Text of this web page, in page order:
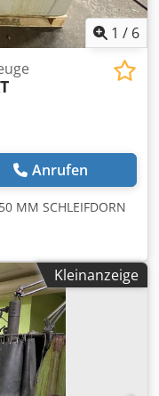
1 / 6
Anrufen
MM SCHLEIFDORN
1,1
0,08 KW
KOPFDREHUNG
GEWICHT CA.: 375
Kleinanzeige